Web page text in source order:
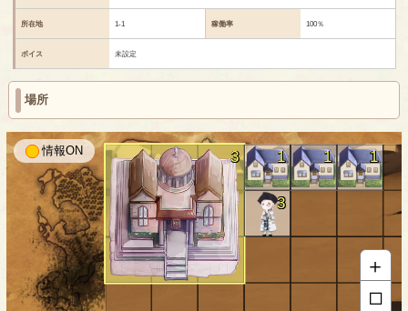
所在地 1-1 稼働率 100％
ボイス 未設定
場所
3 1
3
1 1
情報
＋
□